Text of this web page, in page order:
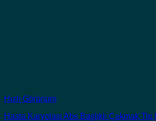
Hızlı Görünüm
Hasta Karyolası Abs Başlıklı Çakmak